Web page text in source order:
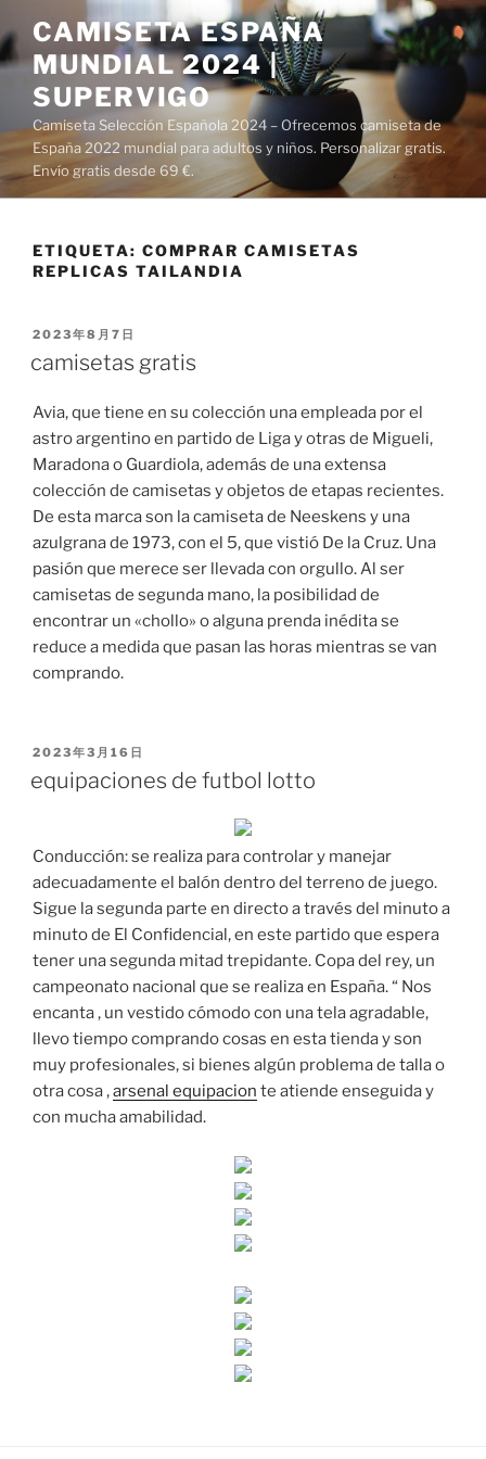
al
contenido
CAMISETA ESPAÑA
MUNDIAL 2024 |
SUPERVIGO
Camiseta Selección Española 2024 – Ofrecemos camiseta de
España 2022 mundial para adultos y niños. Personalizar gratis.
Envío gratis desde 69 €.
ETIQUETA: COMPRAR CAMISETAS
REPLICAS TAILANDIA
PUBLICADO
2023年8月7日
camisetas gratis
Avia, que tiene en su colección una empleada por el
astro argentino en partido de Liga y otras de Migueli,
Maradona o Guardiola, además de una extensa
colección de camisetas y objetos de etapas recientes.
De esta marca son la camiseta de Neeskens y una
azulgrana de 1973, con el 5, que vistió De la Cruz. Una
pasión que merece ser llevada con orgullo. Al ser
camisetas de segunda mano, la posibilidad de
encontrar un «chollo» o alguna prenda inédita se
reduce a medida que pasan las horas mientras se van
comprando.
PUBLICADO
2023年3月16日
equipaciones de futbol lotto
Conducción: se realiza para controlar y manejar
adecuadamente el balón dentro del terreno de juego.
Sigue la segunda parte en directo a través del minuto a
minuto de El Confidencial, en este partido que espera
tener una segunda mitad trepidante. Copa del rey, un
campeonato nacional que se realiza en España. “ Nos
encanta , un vestido cómodo con una tela agradable,
llevo tiempo comprando cosas en esta tienda y son
muy profesionales, si bienes algún problema de talla o
otra cosa ,arsenal equipacion te atiende enseguida y
con mucha amabilidad.